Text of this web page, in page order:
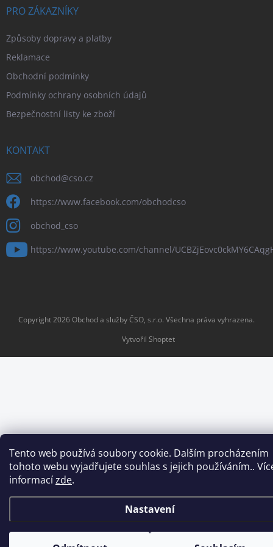
Tento web používá soubory cookie. Dalším procházením
tohoto webu vyjadřujete souhlas s jejich používáním..
informacízde.
Nastavení
PRO ZÁKAZNÍKY
Způsoby dopravy a platby
Reklamace
Obchodní podmínky
Podmínky ochrany osobních údajů
Bezpečnostní listy ke zboží
KONTAKT
obchod@cso.cz
https://www.facebook.com/obchodcso
obchod_cso
https://www.youtube.com/channel/
Vytvořil Shoptet
Copyright 2026Obchod a služby ČSO, s.r.o. Všechna práva vyhrazena.